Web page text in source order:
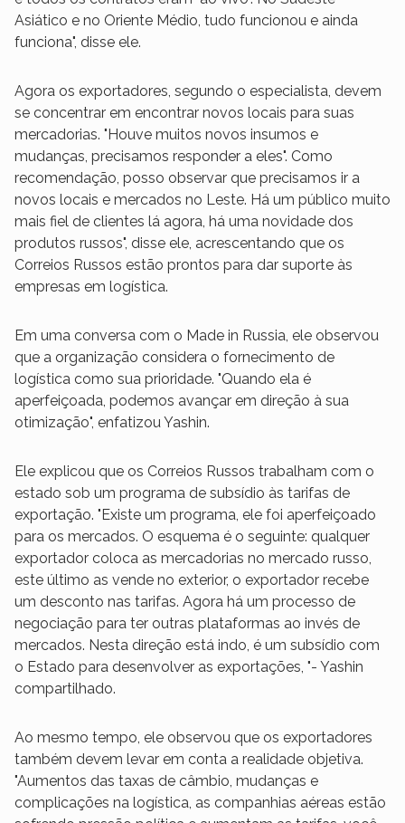
Asiático e no Oriente Médio, tudo funcionou e ainda
funciona", disse ele.
Agora os exportadores, segundo o especialista, devem
se concentrar em encontrar novos locais para suas
mercadorias. "Houve muitos novos insumos e
mudanças, precisamos responder a eles". Como
recomendação, posso observar que precisamos ir a
novos locais e mercados no Leste. Há um público muito
mais fiel de clientes lá agora, há uma novidade dos
produtos russos", disse ele, acrescentando que os
Correios Russos estão prontos para dar suporte às
empresas em logística.
Em uma conversa com o Made in Russia, ele observou
que a organização considera o fornecimento de
logística como sua prioridade. "Quando ela é
aperfeiçoada, podemos avançar em direção à sua
otimização", enfatizou Yashin.
Ele explicou que os Correios Russos trabalham com o
estado sob um programa de subsídio às tarifas de
exportação. "Existe um programa, ele foi aperfeiçoado
para os mercados. O esquema é o seguinte: qualquer
exportador coloca as mercadorias no mercado russo,
este último as vende no exterior, o exportador recebe
um desconto nas tarifas. Agora há um processo de
negociação para ter outras plataformas ao invés de
mercados. Nesta direção está indo, é um subsídio com
o Estado para desenvolver as exportações, "- Yashin
compartilhado.
Ao mesmo tempo, ele observou que os exportadores
também devem levar em conta a realidade objetiva.
"Aumentos das taxas de câmbio, mudanças e
complicações na logística, as companhias aéreas estão